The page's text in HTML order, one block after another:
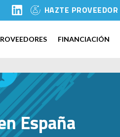
HAZTE PROVEEDOR
FINANCIACIÓN
España